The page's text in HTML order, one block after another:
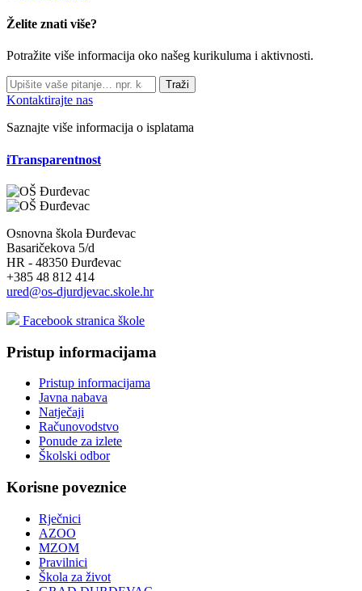
Želite znati više?
Potražite više informacija oko našeg kurikuluma i aktivnosti.
Traži
Kontaktirajte nas
Saznajte više informacija o isplatama
iTransparentnost
Osnovna škola Đurđevac
Basaričekova 5/d
HR - 48350 Đurđevac
+385 48 812 414
ured@os-djurdjevac.skole.hr
Facebook stranica škole
Pristup informacijama
Pristup informacijama
Javna nabava
Natječaji
Računovodstvo
Ponude za izlete
Školski odbor
Korisne poveznice
Rječnici
AZOO
MZOM
Pravilnici
Škola za život